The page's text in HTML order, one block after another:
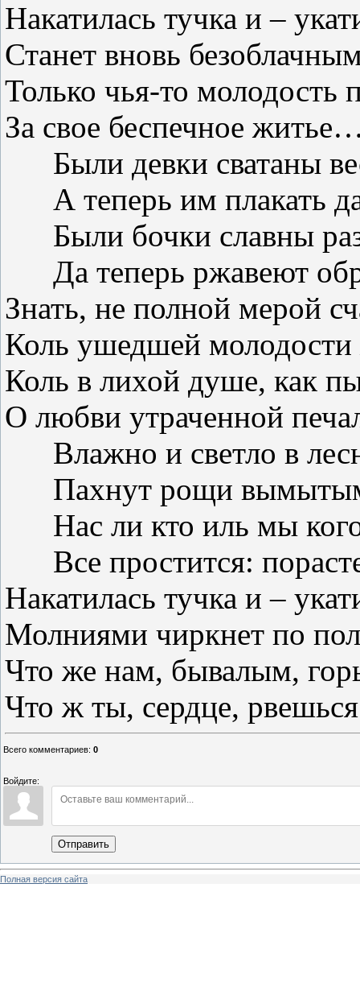
Накатилась тучка и –
Станет вновь
Только чья-то молодость
За свое беспечное
Были девки сватаны
А теперь им плакать
Были бочки славны
Да теперь ржавеют
Знать, не полной мерой
Коль ушедшей молодости
Коль в лихой душе, как
О любви утраченной
Влажно и светло в
Пахнут рощи
Нас ли кто иль мы
Все простится:
Накатилась тучка и –
Молниями чиркнет по
Что же нам, бывалым,
Что ж ты, сердце,
Всего комментариев: 0
Войдите:
Отправить
Полная версия сайта